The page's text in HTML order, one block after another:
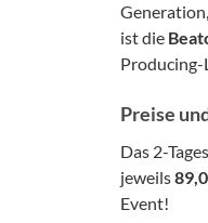
ist die
Preise
Das 2-
jeweils
Event!